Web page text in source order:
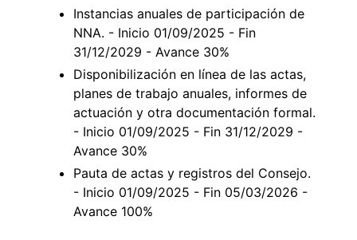
Instancias anuales de participación de
NNA. - Inicio 01/09/2025 - Fin
31/12/2029 - Avance 30%
Disponibilización en línea de las actas,
planes de trabajo anuales, informes de
actuación y otra documentación formal.
- Inicio 01/09/2025 - Fin 31/12/2029 -
Avance 30%
Pauta de actas y registros del Consejo.
- Inicio 01/09/2025 - Fin 05/03/2026 -
Avance 100%